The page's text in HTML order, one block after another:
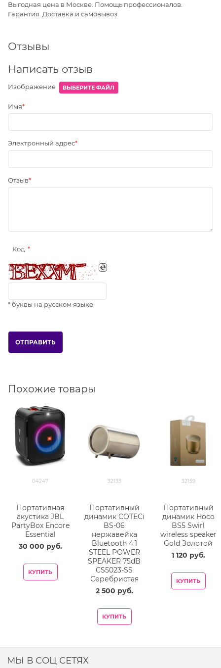
Выгодная цена в Москве. Помощь профессионалов.
Гарантия. Доставка и самовывоз.
Отзывы
Написать отзыв
Изображение ВЫБЕРИТЕ ФАЙЛ
Имя
Электронный адрес
Отзыв
Код
* буквы на русском языке
Похожие товары
04247
Портативная
акустика JBL
PartyBox Encore
Essential
30 000 руб.
КУПИТЬ
32133
Портативный
динамик COTECi
BS-06
нержавейка
Bluetooth 4.1
STEEL POWER
SPEAKER 75dB
CS5023-SS
Серебристая
2 500 руб.
КУПИТЬ
32159
Портативный
динамик Hoco
BS5 Swirl
wireless speaker
Gold Золотой
1 120 руб.
КУПИТЬ
МЫ В СОЦ СЕТЯХ